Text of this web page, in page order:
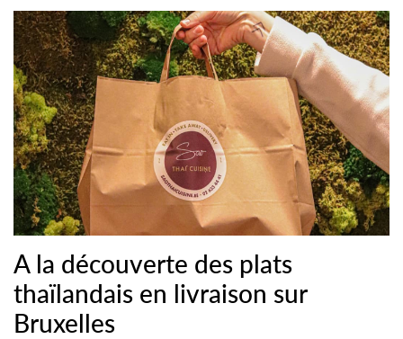
A la découverte des plats
thaïlandais en livraison sur
Bruxelles